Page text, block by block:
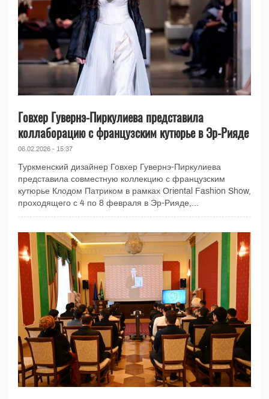
Говхер Гувернэ-Пиркулиева представила
коллаборацию с французским кутюрье в Эр-Рияде
06.02.2026 - 15:37
Туркменский дизайнер Говхер Гувернэ-Пиркулиева
представила совместную коллекцию с французским
кутюрье Клодом Патриком в рамках Oriental Fashion Show,
проходящего с 4 по 8 февраля в Эр-Рияде,...